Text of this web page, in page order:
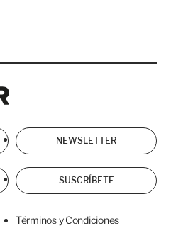
NEWSLETTER
SUSCRÍBETE
Términos y Condiciones